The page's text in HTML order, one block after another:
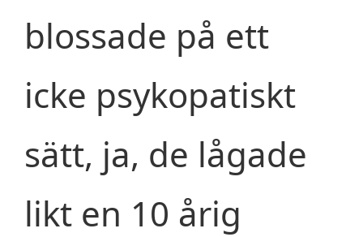
blossade på ett
icke psykopatiskt
sätt, ja, de lågade
likt en 10 årig